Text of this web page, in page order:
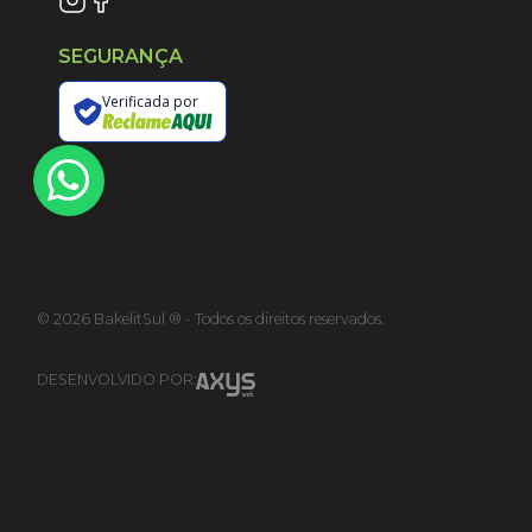
SEGURANÇA
Verificada por
© 2026BakelitSul ® - Todos os direitos reservados.
DESENVOLVIDO POR: